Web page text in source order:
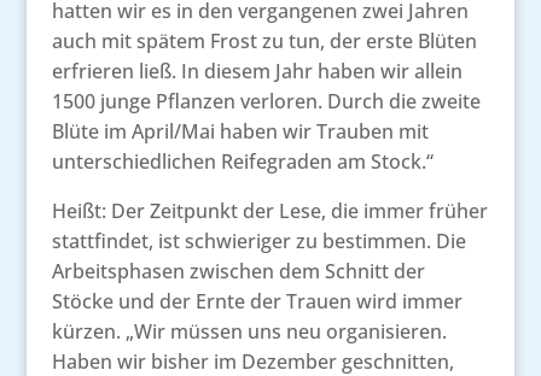
hatten wir es in den vergangenen zwei Jahren
auch mit spätem Frost zu tun, der erste Blüten
erfrieren ließ. In diesem Jahr haben wir allein
1500 junge Pflanzen verloren. Durch die zweite
Blüte im April/Mai haben wir Trauben mit
unterschiedlichen Reifegraden am Stock.“
Heißt: Der Zeitpunkt der Lese, die immer früher
stattfindet, ist schwieriger zu bestimmen. Die
Arbeitsphasen zwischen dem Schnitt der
Stöcke und der Ernte der Trauen wird immer
kürzen. „Wir müssen uns neu organisieren.
Haben wir bisher im Dezember geschnitten,